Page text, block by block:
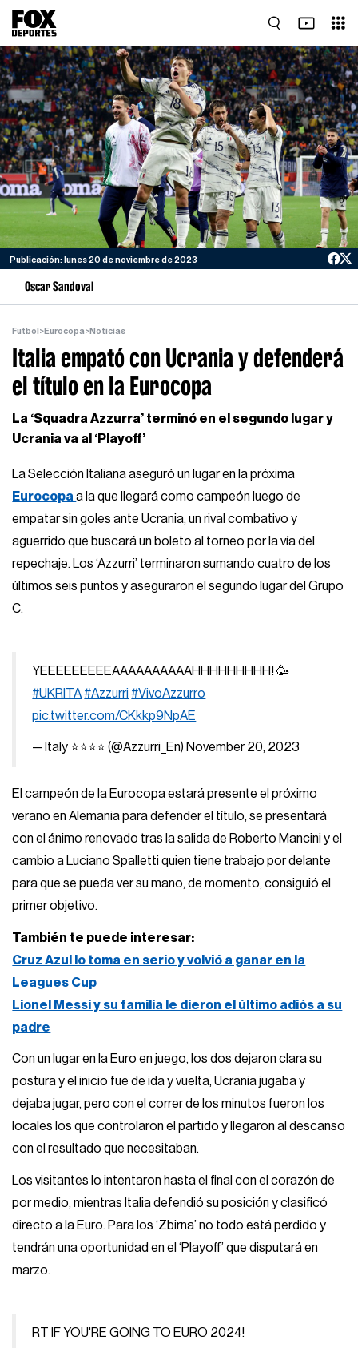
Publicación: lunes 20 de noviembre de 2023
Oscar Sandoval
Futbol >Eurocopa>Noticias
Italia empató con Ucrania y defenderá
el título en la Eurocopa
La ‘Squadra Azzurra’ terminó en el segundo lugar y
Ucrania va al ‘Playoff’
La Selección Italiana aseguró un lugar en la próxima
Eurocopaa la que llegará como campeón luego de
empatar sin goles ante Ucrania, un rival combativo y
aguerrido que buscará un boleto al torneo por la vía del
repechaje. Los ‘Azzurri’ terminaron sumando cuatro de los
últimos seis puntos y aseguraron el segundo lugar del Grupo
C.
YEEEEEEEEEAAAAAAAAAAHHHHHHHHH! 🥳
#UKRITA #Azzurri #VivoAzzurro
pic.twitter.com/CKkkp9NpAE
— Italy ⭐️⭐️⭐️⭐️ (@Azzurri_En) November 20, 2023
El campeón de la Eurocopa estará presente el próximo
verano en Alemania para defender el título, se presentará
con el ánimo renovado tras la salida de Roberto Mancini y el
cambio a Luciano Spalletti quien tiene trabajo por delante
para que se pueda ver su mano, de momento, consiguió el
primer objetivo.
También te puede interesar:
Cruz Azul lo toma en serio y volvió a ganar en la
Leagues Cup
Lionel Messi y su familia le dieron el último adiós a su
padre
Con un lugar en la Euro en juego, los dos dejaron clara su
postura y el inicio fue de ida y vuelta, Ucrania jugaba y
dejaba jugar, pero con el correr de los minutos fueron los
locales los que controlaron el partido y llegaron al descanso
con el resultado que necesitaban.
Los visitantes lo intentaron hasta el final con el corazón de
por medio, mientras Italia defendió su posición y clasificó
directo a la Euro. Para los ‘Zbirna’ no todo está perdido y
tendrán una oportunidad en el ‘Playoff’ que disputará en
marzo.
RT IF YOU'RE GOING TO EURO 2024!